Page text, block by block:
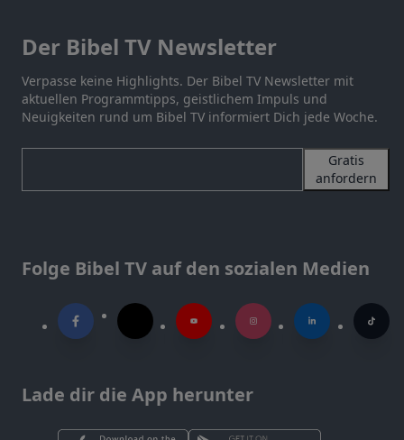
Der Bibel TV Newsletter
Verpasse keine Highlights. Der Bibel TV Newsletter mit
aktuellen Programmtipps, geistlichem Impuls und
Neuigkeiten rund um Bibel TV informiert Dich jede Woche.
Gratis
anfordern
Folge Bibel TV auf den sozialen Medien
Lade dir die App herunter